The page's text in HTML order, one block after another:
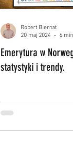
Emerytura w
statystyki i trendy.
Robert Biernat
20 maj 2024
6